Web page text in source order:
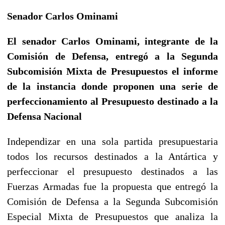
Senador Carlos Ominami
El senador Carlos Ominami, integrante de la
Comisión de Defensa, entregó a la Segunda
Subcomisión Mixta de Presupuestos el informe
de la instancia donde proponen una serie de
perfeccionamiento al Presupuesto destinado a la
Defensa Nacional
Independizar en una sola partida presupuestaria
todos los recursos destinados a la Antártica y
perfeccionar el presupuesto destinados a las
Fuerzas Armadas fue la propuesta que entregó la
Comisión de Defensa a la Segunda Subcomisión
Especial Mixta de Presupuestos que analiza la